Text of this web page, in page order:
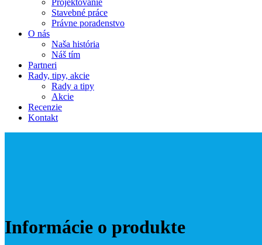
Stavebné práce
Právne poradenstvo
O nás
Naša história
Náš tím
Partneri
Rady, tipy, akcie
Rady a tipy
Akcie
Recenzie
Kontakt
Informácie o produkte